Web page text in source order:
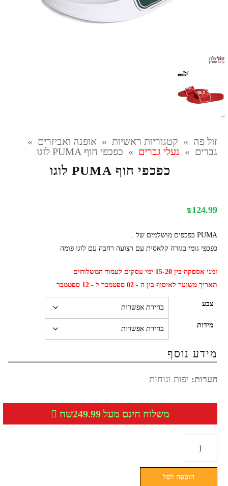
זול פה » קטגוריות ראשיות » אופנה ואביזרים »
גברים » נעלי גברים » כפכפי חוף PUMA לוגו
כפכפי חוף PUMA לוגו
₪124.99
PUMA כפכפים מושלמים של .
כפכפי גומי בגזרה קלאסית עם רצועה רחבה עם לוגו פומה
זמני אספקה בין 15-20 ימי עסקים
לעמוד המשלוחים
תאריך משוער לאיסוף בין ה - 02 ספטמבר ל - 12 ספטמבר
צבע
מידות
מידע נוסף
הערות: יפות ונוחות
משלוח חינם מעל 249.99שח
כפכפי
הוספה לסל